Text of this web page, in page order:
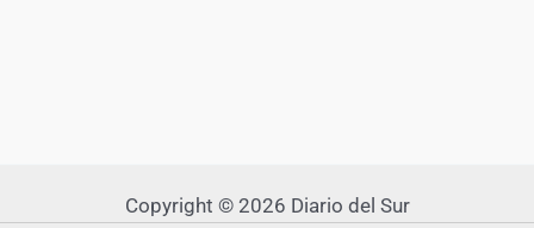
Copyright © 2026 Diario del Sur